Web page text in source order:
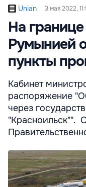
Unian 3 мая 2022,
На
Румынией
пункты
Кабинет
распоряжение
через
"Красноильск"".